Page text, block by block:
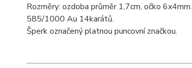
Rozměry: ozdoba průměr 1,7cm, očko 6x4mm.
585/1000 Au 14karátů.
Šperk označený platnou puncovní značkou.